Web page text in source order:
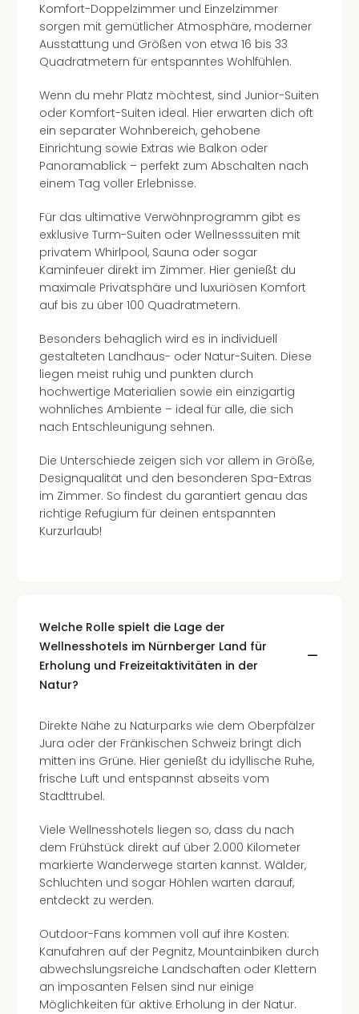
Komfort-Doppelzimmer und Einzelzimmer
sorgen mit gemütlicher Atmosphäre, moderner
Ausstattung und Größen von etwa 16 bis 33
Quadratmetern für entspanntes Wohlfühlen.
Wenn du mehr Platz möchtest, sind Junior-Suiten
oder Komfort-Suiten ideal. Hier erwarten dich oft
ein separater Wohnbereich, gehobene
Einrichtung sowie Extras wie Balkon oder
Panoramablick – perfekt zum Abschalten nach
einem Tag voller Erlebnisse.
Für das ultimative Verwöhnprogramm gibt es
exklusive Turm-Suiten oder Wellnesssuiten mit
privatem Whirlpool, Sauna oder sogar
Kaminfeuer direkt im Zimmer. Hier genießt du
maximale Privatsphäre und luxuriösen Komfort
auf bis zu über 100 Quadratmetern.
Besonders behaglich wird es in individuell
gestalteten Landhaus- oder Natur-Suiten. Diese
liegen meist ruhig und punkten durch
hochwertige Materialien sowie ein einzigartig
wohnliches Ambiente – ideal für alle, die sich
nach Entschleunigung sehnen.
Die Unterschiede zeigen sich vor allem in Größe,
Designqualität und den besonderen Spa-Extras
im Zimmer. So findest du garantiert genau das
richtige Refugium für deinen entspannten
Kurzurlaub!
Welche Rolle spielt die Lage der
Wellnesshotels im Nürnberger Land für
Erholung und Freizeitaktivitäten in der
Natur?
Direkte Nähe zu Naturparks wie dem Oberpfälzer
Jura oder der Fränkischen Schweiz bringt dich
mitten ins Grüne. Hier genießt du idyllische Ruhe,
frische Luft und entspannst abseits vom
Stadttrubel.
Viele Wellnesshotels liegen so, dass du nach
dem Frühstück direkt auf über 2.000 Kilometer
markierte Wanderwege starten kannst. Wälder,
Schluchten und sogar Höhlen warten darauf,
entdeckt zu werden.
Outdoor-Fans kommen voll auf ihre Kosten:
Kanufahren auf der Pegnitz, Mountainbiken durch
abwechslungsreiche Landschaften oder Klettern
an imposanten Felsen sind nur einige
Möglichkeiten für aktive Erholung in der Natur.